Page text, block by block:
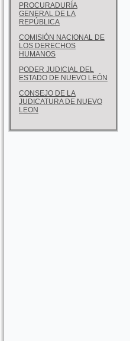
PROCURADURÍA
GENERAL DE LA
REPÚBLICA
COMISIÓN NACIONAL DE
LOS DERECHOS
HUMANOS
PODER JUDICIAL DEL
ESTADO DE NUEVO LEÓN
CONSEJO DE LA
JUDICATURA DE NUEVO
LEON